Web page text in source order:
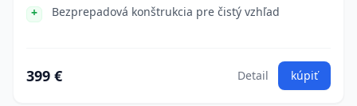
Bezprepadová konštrukcia pre čistý vzhľad
399 € Detail kúpiť